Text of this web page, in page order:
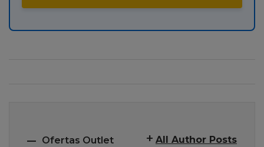
Ofertas Outlet All Author Posts